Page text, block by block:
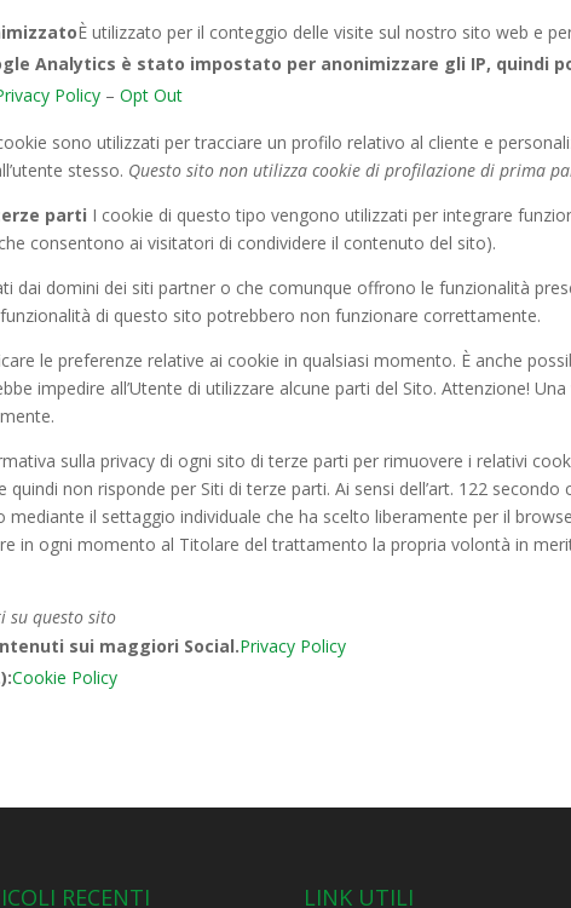
È utilizzato per il conteggio delle visite sul nostro sito web e
Analytics è stato impostato per anonimizzare gli IP, quindi
Policy –Opt Out
sono utilizzati per tracciare un profilo relativo al cliente e
stesso. Questo sito non utilizza cookie di profilazione di prima
parti I cookie di questo tipo vengono utilizzati per integrare
consentono ai visitatori di condividere il contenuto del sito).
dai domini dei siti partner o che comunque offrono le funzionalità
di questo sito potrebbero non funzionare correttamente.
le preferenze relative ai cookie in qualsiasi momento. È anche
impedire all’Utente di utilizzare alcune parti del Sito. Attenzione!
sulla privacy di ogni sito di terze parti per rimuovere i relativi
non risponde per Siti di terze parti. Ai sensi dell’art. 122
mediante il settaggio individuale che ha scelto liberamente per il
in ogni momento al Titolare del trattamento la propria volontà in
su questo sito
sui maggiori Social.Privacy Policy
Cookie Policy
RECENTI LINK UTILI